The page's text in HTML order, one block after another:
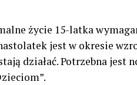
życie 15-latka
jest w okresie
działać. Potrzebna jest